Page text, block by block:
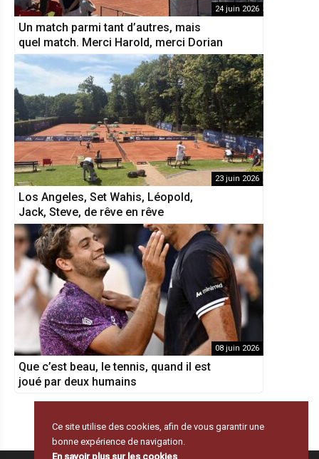
24 juin 2026
Un match parmi tant d’autres, mais
quel match. Merci Harold, merci Dorian
23 juin 2026
Los Angeles, Set Wahis, Léopold,
Jack, Steve, de rêve en rêve
08 juin 2026
Que c’est beau, le tennis, quand il est
joué par deux humains
Ce site utilise des cookies, afin de vous garantir une
bonne expérience de navigation.
En savoir plus sur les cookies